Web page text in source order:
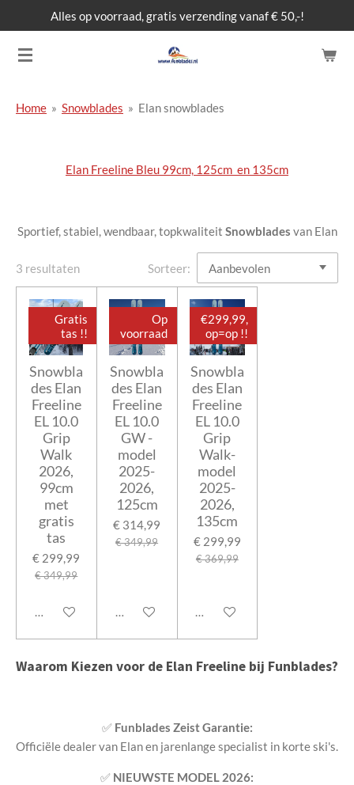
direct
naar
Alles op voorraad, gratis verzending vanaf € 50,-!
Home » Snowblades » Elan snowblades
Elan Freeline Bleu 99cm, 125cm en 135cm
Sportief, stabiel, wendbaar, topkwaliteit Snowblades van Elan
3 resultaten Sorteer:
Gratis
tas !!
Snowbla
des Elan
Freeline
EL 10.0
Grip
Walk
2026,
99cm
met
gratis
tas
€ 299,99
€ 349,99
Bekijk details
Op
voorraad
Snowbla
des Elan
Freeline
EL 10.0
GW -
model
2025-
2026,
125cm
€ 314,99
€ 349,99
Bekijk details
€299,99,
op=op !!
Snowbla
des Elan
Freeline
EL 10.0
Grip
Walk-
model
2025-
2026,
135cm
€ 299,99
€ 369,99
Bekijk details
Waarom Kiezen voor de Elan Freeline bij Funblades?
✅ Funblades Zeist Garantie:
Officiële dealer van Elan en jarenlange specialist in korte ski's.
✅ NIEUWSTE MODEL 2026: